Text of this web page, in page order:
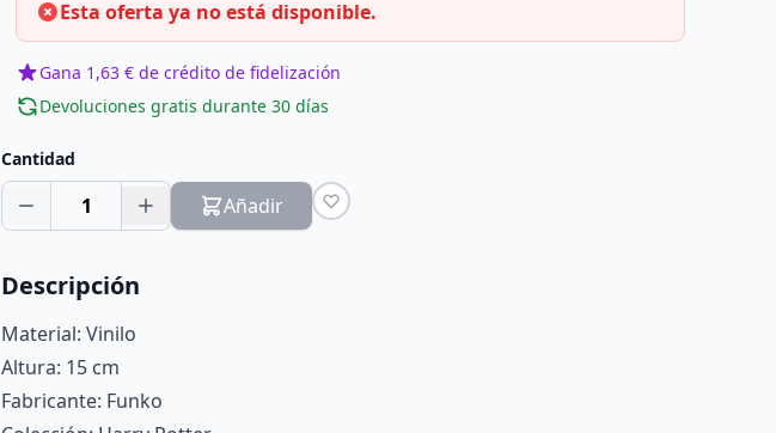
Esta oferta ya no está disponible.
Gana 1,63 € de crédito de fidelización
Devoluciones gratis durante 30 días
Cantidad
1 Añadir
Descripción
Material: Vinilo
Altura: 15 cm
Fabricante: Funko